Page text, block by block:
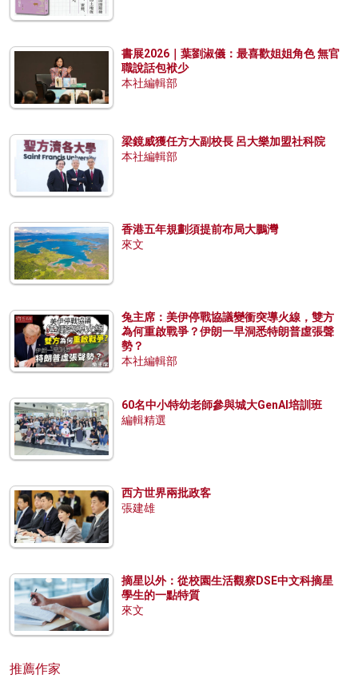
書展2026｜葉劉淑儀：最喜歡姐姐角色 無官
職說話包袱少
本社編輯部
梁鏡威獲任方大副校長 呂大樂加盟社科院
本社編輯部
香港五年規劃須提前布局大鵬灣
來文
兔主席：美伊停戰協議變衝突導火線，雙方
為何重啟戰爭？伊朗一早洞悉特朗普虛張聲
勢？
本社編輯部
60名中小特幼老師參與城大GenAI培訓班
編輯精選
西方世界兩批政客
張建雄
摘星以外：從校園生活觀察DSE中文科摘星
學生的一點特質
來文
推薦作家